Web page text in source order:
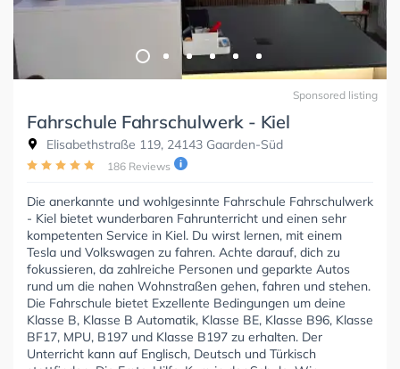
Sponsored listing
Fahrschule Fahrschulwerk - Kiel
Elisabethstraße 119, 24143 Gaarden-Süd
186 Reviews
Die anerkannte und wohlgesinnte Fahrschule Fahrschulwerk
- Kiel bietet wunderbaren Fahrunterricht und einen sehr
kompetenten Service in Kiel. Du wirst lernen, mit einem
Tesla und Volkswagen zu fahren. Achte darauf, dich zu
fokussieren, da zahlreiche Personen und geparkte Autos
rund um die nahen Wohnstraßen gehen, fahren und stehen.
Die Fahrschule bietet Exzellente Bedingungen um deine
Klasse B, Klasse B Automatik, Klasse BE, Klasse B96, Klasse
BF17, MPU, B197 und Klasse B197 zu erhalten. Der
Unterricht kann auf Englisch, Deutsch und Türkisch